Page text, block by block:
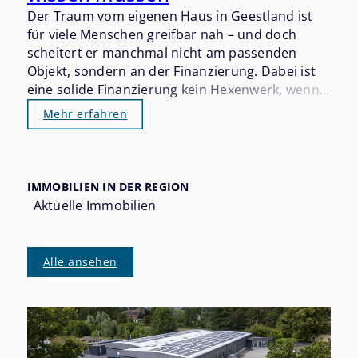
Der Traum vom eigenen Haus in Geestland ist
für viele Menschen greifbar nah – und doch
scheitert er manchmal nicht am passenden
Objekt, sondern an der Finanzierung. Dabei ist
eine solide Finanzierung kein Hexenwerk, wenn
man die wichtigsten Stellschrauben kennt und
sich rechtzeitig vorbereitet. Wer 2026 in
und die verfügbaren Förderprogramme gut im
Blick haben.
Mehr erfahren
IMMOBILIEN IN DER REGION
Aktuelle Immobilien
Alle ansehen